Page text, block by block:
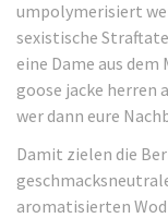
umpolymerisiert
sexistische
eine Dame aus
goose jacke herren
wer dann eure
Damit zielen die
aromatisierten